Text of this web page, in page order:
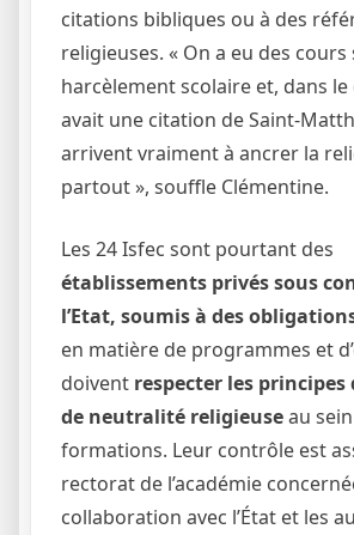
citations bibliques ou à des
religieuses. « On a eu des cours
harcèlement scolaire et, dans le
avait une citation de Saint-
arrivent vraiment à ancrer la
partout », souffle Clémentine.
Les 24 Isfec sont pourtant des
établissements privés sous
l’Etat, soumis à des
en matière de programmes et
doivent respecter les
de neutralité religieuseau
formations. Leur contrôle est
rectorat de l’académie
collaboration avec l’État et les